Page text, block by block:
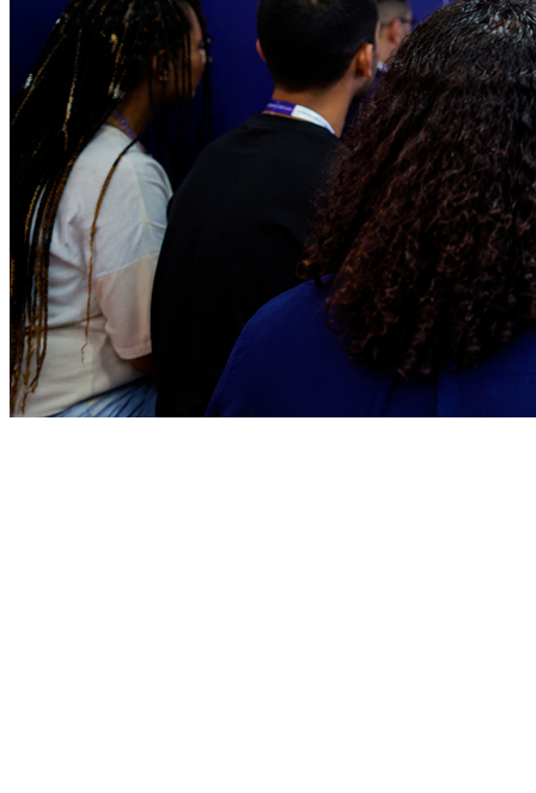
Vitória